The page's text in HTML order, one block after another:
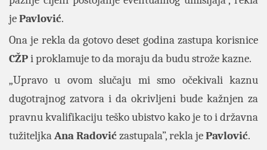
jePavlović.
Ona je rekla da gotovo deset godina zastupa korisnice
CŽPi proklamuje to da moraju da budu strože kazne.
„Upravo u ovom slučaju mi smo očekivali kaznu
dugotrajnog zatvora i da okrivljeni bude kažnjen za
pravnu kvalifikaciju teško ubistvo kako je to i državna
tužiteljkaAna Radovićzastupala”, rekla jePavlović.